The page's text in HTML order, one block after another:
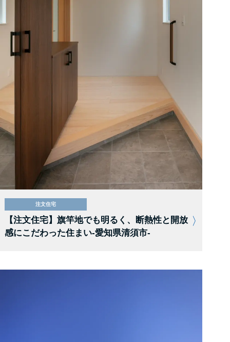
注文住宅
【注文住宅】旗竿地でも明るく、断熱性と開放
感にこだわった住まい-愛知県清須市-